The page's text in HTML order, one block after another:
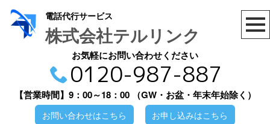
電話代行サービス
株式会社テルリンク
お気軽にお問い合わせください
0120-987-887
【営業時間】9：00～18：00 （GW・お盆・年末年始除く）
お問い合わせはこちら お申し込みはこちら